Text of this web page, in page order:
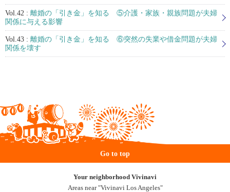
Vol.42 : 離婚の「引き金」を知る ⑤介護・家族・親族問題が夫婦
関係に与える影響
Vol.43 : 離婚の「引き金」を知る ⑥突然の失業や借金問題が夫婦
関係を壊す
Go to top
Your neighborhood Vivinavi
Areas near "Vivinavi Los Angeles"